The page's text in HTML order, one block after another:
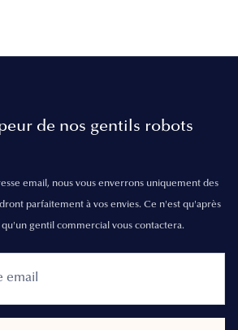
peur de nos gentils robots
email, nous vous enverrons uniquement des
parfaitement à vos envies. Ce n'est qu'après
gentil commercial vous contactera.